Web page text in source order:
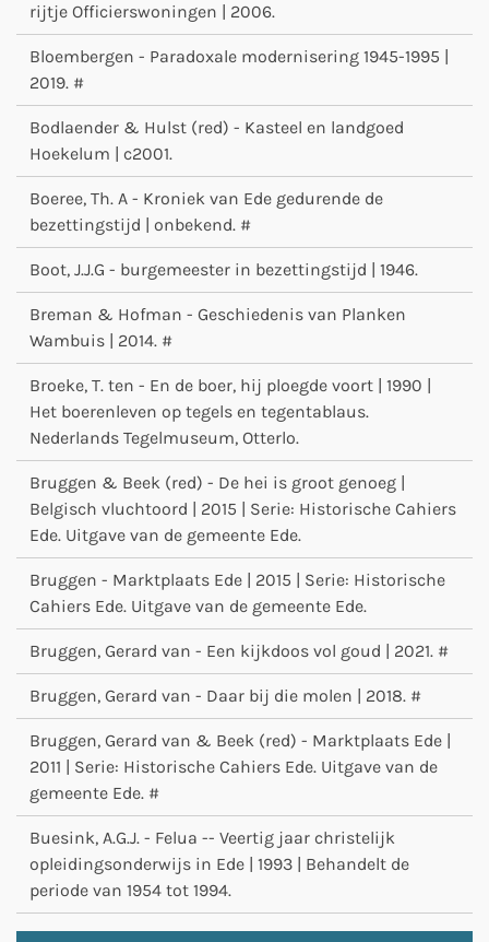
rijtje Officierswoningen | 2006.
Bloembergen - Paradoxale modernisering 1945-1995 |
2019. #
Bodlaender & Hulst (red) - Kasteel en landgoed
Hoekelum | c2001.
Boeree, Th. A - Kroniek van Ede gedurende de
bezettingstijd | onbekend. #
Boot, J.J.G - burgemeester in bezettingstijd | 1946.
Breman & Hofman - Geschiedenis van Planken
Wambuis | 2014. #
Broeke, T. ten - En de boer, hij ploegde voort | 1990 |
Het boerenleven op tegels en tegentablaus.
Nederlands Tegelmuseum, Otterlo.
Bruggen & Beek (red) - De hei is groot genoeg |
Belgisch vluchtoord | 2015 | Serie: Historische Cahiers
Ede. Uitgave van de gemeente Ede.
Bruggen - Marktplaats Ede | 2015 | Serie: Historische
Cahiers Ede. Uitgave van de gemeente Ede.
Bruggen, Gerard van - Een kijkdoos vol goud | 2021. #
Bruggen, Gerard van - Daar bij die molen | 2018. #
Bruggen, Gerard van & Beek (red) - Marktplaats Ede |
2011 | Serie: Historische Cahiers Ede. Uitgave van de
gemeente Ede. #
Buesink, A.G.J. - Felua -- Veertig jaar christelijk
opleidingsonderwijs in Ede | 1993 | Behandelt de
periode van 1954 tot 1994.